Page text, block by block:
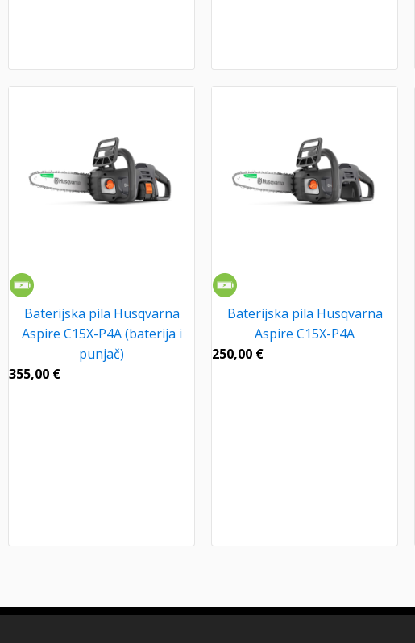
Baterijska pila Husqvarna
Aspire C15X-P4A (baterija i
punjač)
355,00 €
Baterijska pila Husqvarna
Aspire C15X-P4A
250,00 €